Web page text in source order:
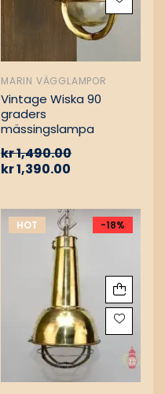
MARIN VÄGGLAMPOR
Vintage Wiska 90
graders
mässingslampa
kr1,490.00
kr1,390.00
HOT -18%